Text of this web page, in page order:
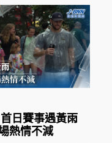
日賽事遇黃雨
熱情不減